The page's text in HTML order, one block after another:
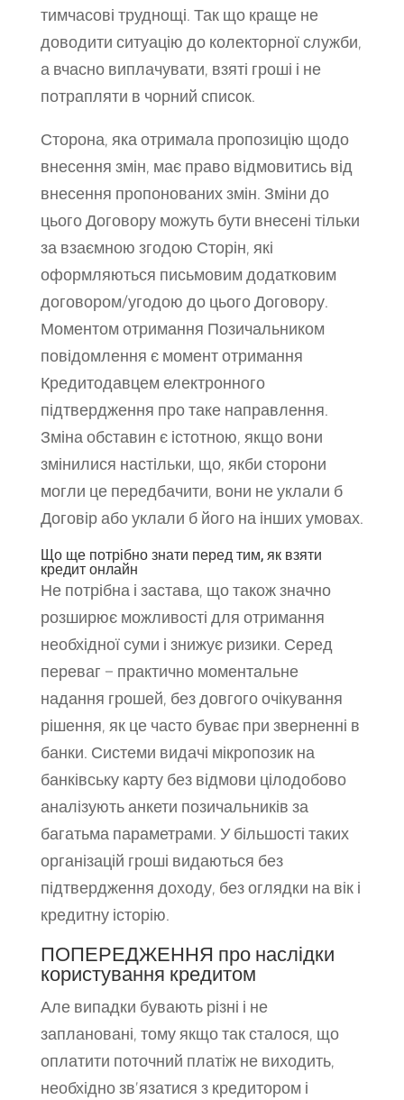
тимчасові труднощі. Так що краще не
доводити ситуацію до колекторної служби,
а вчасно виплачувати, взяті гроші і не
потрапляти в чорний список.
Сторона, яка отримала пропозицію щодо
внесення змін, має право відмовитись від
внесення пропонованих змін. Зміни до
цього Договору можуть бути внесені тільки
за взаємною згодою Сторін, які
оформляються письмовим додатковим
договором/угодою до цього Договору.
Моментом отримання Позичальником
повідомлення є момент отримання
Кредитодавцем електронного
підтвердження про таке направлення.
Зміна обставин є істотною, якщо вони
змінилися настільки, що, якби сторони
могли це передбачити, вони не уклали б
Договір або уклали б його на інших умовах.
Що ще потрібно знати перед тим, як взяти
кредит онлайн
Не потрібна і застава, що також значно
розширює можливості для отримання
необхідної суми і знижує ризики. Серед
переваг – практично моментальне
надання грошей, без довгого очікування
рішення, як це часто буває при зверненні в
банки. Системи видачі мікропозик на
банківську карту без відмови цілодобово
аналізують анкети позичальників за
багатьма параметрами. У більшості таких
організацій гроші видаються без
підтвердження доходу, без оглядки на вік і
кредитну історію.
ПОПЕРЕДЖЕННЯ про наслідки
користування кредитом
Але випадки бувають різні і не
заплановані, тому якщо так сталося, що
оплатити поточний платіж не виходить,
необхідно зв’язатися з кредитором і